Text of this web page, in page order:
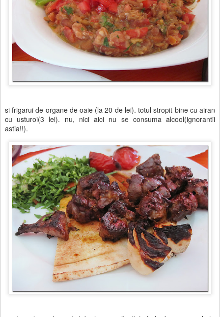
si frigarui de organe de oaie (la 20 de lei). totul stropit bine cu airan
cu usturoi(3 lei). nu, nici aici nu se consuma alcool(ignorantii
astia!!).